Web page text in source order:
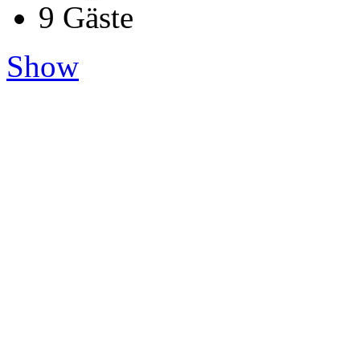
9 Gäste
Show